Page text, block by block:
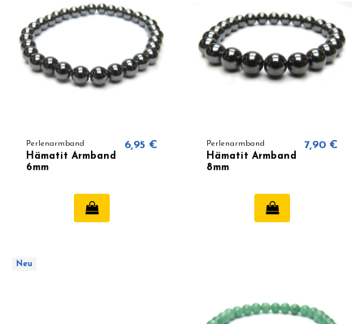
Perlenarmband
Hämatit Armband
6mm
6,95 € Perlenarmband
Hämatit Armband
8mm
7,90 €
Neu